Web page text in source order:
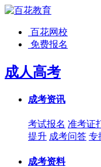
百花网校
免费报名
成人高考
成考资讯
考试报名 准考证
提升 成考问答 专
成考资料